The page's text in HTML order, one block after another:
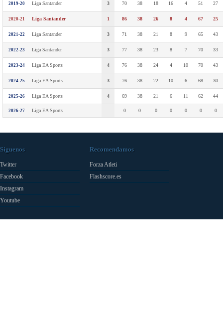
2019-20 Liga Santander 3 70 38 18 16 4 51 27
2020-21 Liga Santander 1 86 38 26 8 4 67 25
2021-22 Liga Santander 3 71 38 21 8 9 65 43
2022-23 Liga Santander 3 77 38 23 8 7 70 33
2023-24 Liga EA Sports 4 76 38 24 4 10 70 43
2024-25 Liga EA Sports 3 76 38 22 10 6 68 30
2025-26 Liga EA Sports 4 69 38 21 6 11 62 44
2026-27 Liga EA Sports 0 0 0 0 0 0 0
Síguenos
Twitter
Facebook
Instagram
Youtube
Recomendamos
Forza Atleti
Flashscore.es